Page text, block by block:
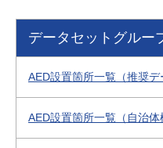
データセットグルー
AED設置箇所一覧（推奨デ
AED設置箇所一覧（自治体